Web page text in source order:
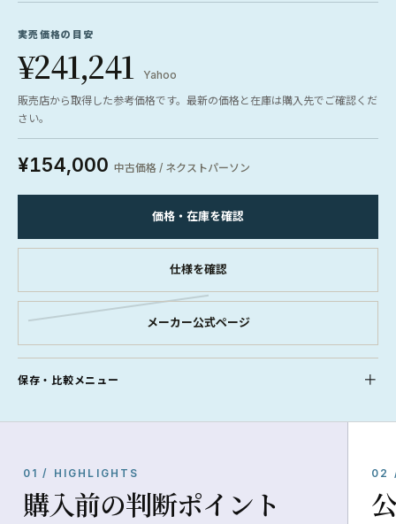
実売価格の目安
¥241,241
Yahoo
販売店から取得した参考価格です。最新の価格と在庫は購入先でご確認くだ
さい。
¥154,000 中古価格 / ネクストパーソン
価格・在庫を確認
仕様を確認
メーカー公式ページ
保存・比較メニュー
01 / HIGHLIGHTS
購入前の判断ポイント
02